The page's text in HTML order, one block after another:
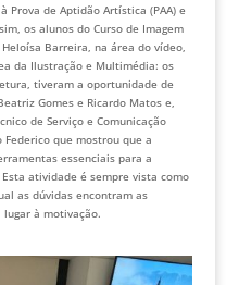
Prova de Aptidão Artística (PAA) e
os alunos do Curso de Imagem
Barreira, na área do vídeo,
da Ilustração e Multimédia: os
tiveram a oportunidade de
Gomes e Ricardo Matos e,
de Serviço e Comunicação
que mostrou que a
essenciais para a
atividade é sempre vista como
as dúvidas encontram as
à motivação.